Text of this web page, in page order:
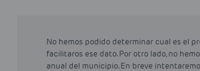
No hemos podido determinar cual es el
facilitaros ese dato. Por otro lado, no
anual del municipio. En breve